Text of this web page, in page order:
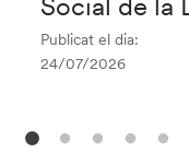
Publicat el dia:
24/07/2026